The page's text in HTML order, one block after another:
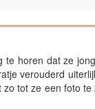
te horen dat ze
verouderd
tot ze een foto